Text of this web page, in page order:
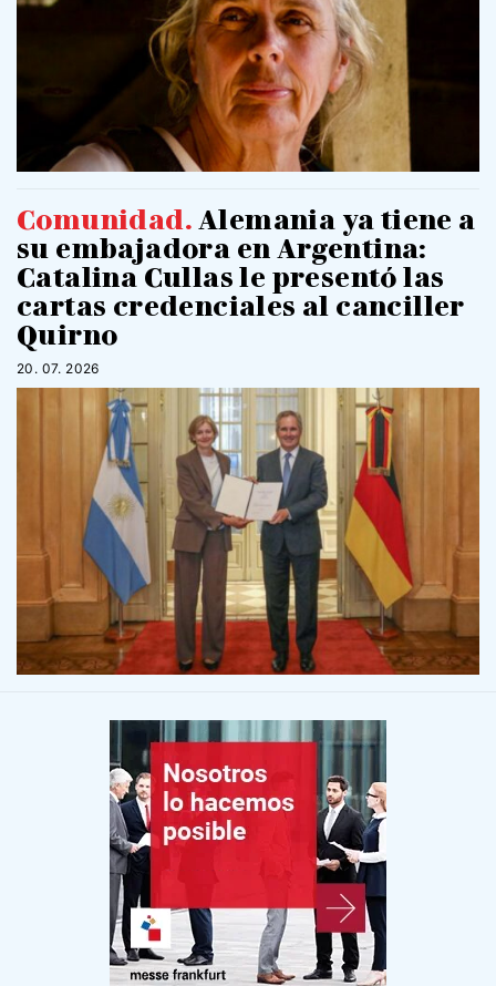
Comunidad. Alemania ya tiene a
su embajadora en Argentina:
Catalina Cullas le presentó las
cartas credenciales al canciller
Quirno
20. 07. 2026